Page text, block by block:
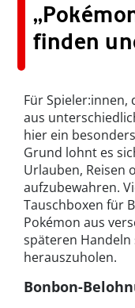
finden
Für Spieler:innen,
aus
hier ein
Grund lohnt es
Urlauben, Reisen
aufzubewahren.
Tauschboxen für
Pokémon aus
späteren Handeln
herauszuholen.
Bonbon-